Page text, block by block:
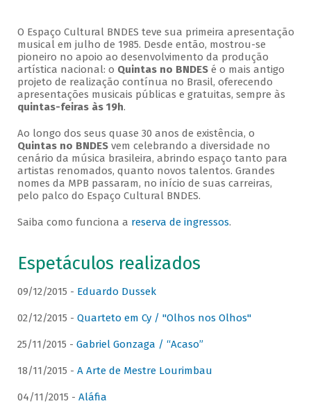
O Espaço Cultural BNDES teve sua primeira apresentação
musical em julho de 1985. Desde então, mostrou-se
pioneiro no apoio ao desenvolvimento da produção
artística nacional: o Quintas no BNDESé o mais antigo
projeto de realização contínua no Brasil, oferecendo
apresentações musicais públicas e gratuitas, sempre às
quintas-feiras às 19h.
Ao longo dos seus quase 30 anos de existência, o
Quintas no BNDESvem celebrando a diversidade no
cenário da música brasileira, abrindo espaço tanto para
artistas renomados, quanto novos talentos. Grandes
nomes da MPB passaram, no início de suas carreiras,
pelo palco do Espaço Cultural BNDES.
Saiba como funciona a reserva de ingressos.
Espetáculos realizados
09/12/2015 - Eduardo Dussek
02/12/2015 - Quarteto em Cy / "Olhos nos Olhos"
25/11/2015 - Gabriel Gonzaga / “Acaso”
18/11/2015 - A Arte de Mestre Lourimbau
04/11/2015 - Aláfia